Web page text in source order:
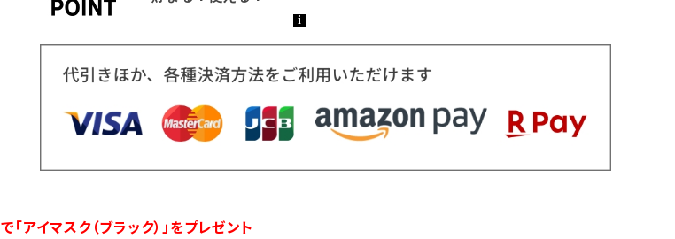
イマスク（ブラック）」をプレゼント